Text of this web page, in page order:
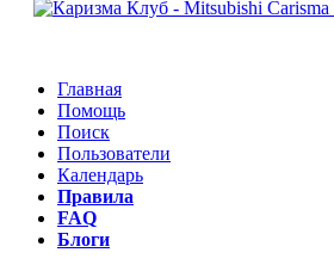
Главная
Помощь
Поиск
Пользователи
Календарь
Правила
FAQ
Блоги